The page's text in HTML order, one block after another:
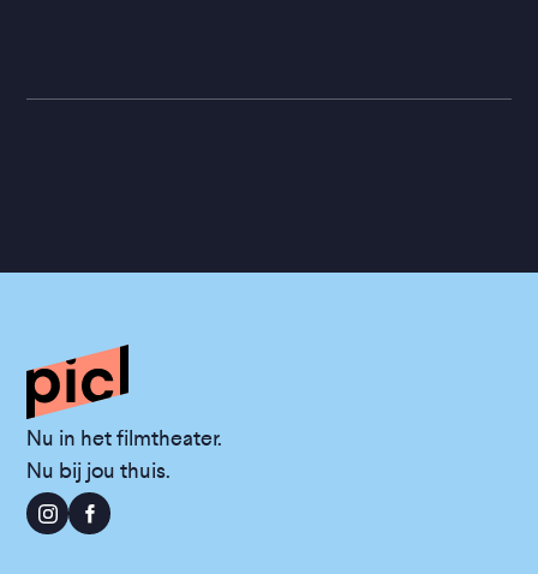
Nu in het filmtheater.
Nu bij jou thuis.